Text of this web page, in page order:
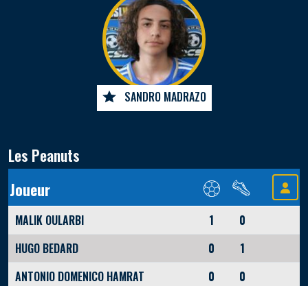
SANDRO MADRAZO
Les Peanuts
Joueur
MALIK OULARBI 1
0
HUGO BEDARD
0
1
ANTONIO DOMENICO HAMRAT
0
0